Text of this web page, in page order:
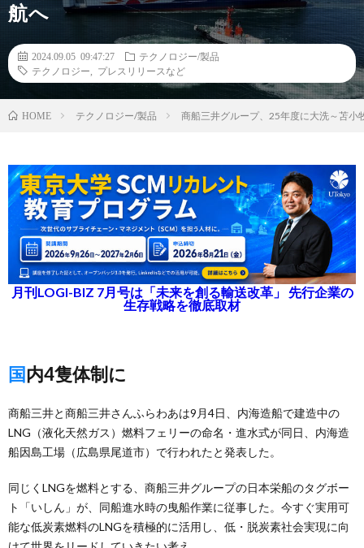
航へ
2024.09.05 09:47:27
テクノロジー/製品
テクノロジー
プレスリリースなど
HOME テクノロジー/製品 商船三井グループ、25年度に大洗～苫小
月刊LOGI-BIZ 7月号は「未来を創る輸送改革」 先行企業の
生存戦略を徹底取材
国内4隻体制に
商船三井と商船三井さんふらわあは9月4日、内海造船で建造中の
LNG（液化天然ガス）燃料フェリーの命名・進水式が同日、内海造
船因島工場（広島県尾道市）で行われたと発表した。
同じくLNGを燃料とする、商船三井グループの日本栄船のタグボー
ト「いしん」が、同船進水時の曳船作業に従事した。今すぐ実用可
能な低炭素燃料のLNGを積極的に活用し、低・脱炭素社会実現に向